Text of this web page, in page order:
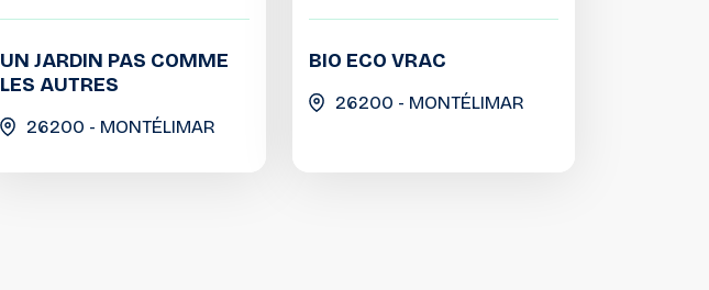
UN JARDIN PAS COMME
LES AUTRES
26200 - MONTÉLIMAR
BIO ECO VRAC
26200 - MONTÉLIMAR